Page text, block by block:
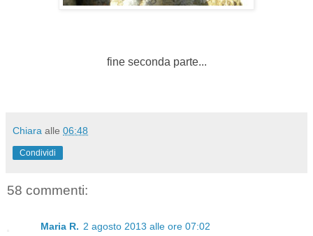
fine seconda parte...
Chiara alle 06:48
Condividi
58 commenti:
Maria R. 2 agosto 2013 alle ore 07:02